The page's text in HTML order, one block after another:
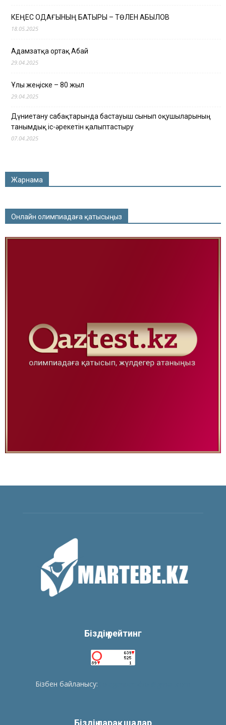
КЕҢЕС ОДАҒЫНЫҢ БАТЫРЫ – ТӨЛЕН ҚАБЫЛОВ
18.05.2025
Адамзатқа ортақ Абай
29.04.2025
Ұлы жеңіске – 80 жыл
29.04.2025
Дүниетану сабақтарында бастауыш сынып оқушыларының
танымдық іс-әрекетін қалыптастыру
07.04.2025
Жарнама
Онлайн олимпиадаға қатысыңыз
Біздің рейтинг
Бізбен байланысу:
Біздің парақшалар